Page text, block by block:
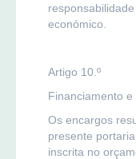
económico.
Artigo 10.º
Financiamento
Os encargos
presente
inscrita no